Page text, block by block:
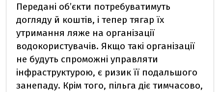
Передані об’єкти потребуватимуть
догляду й коштів, і тепер тягар їх
утримання ляже на організації
водокористувачів. Якщо такі організації
не будуть спроможні управляти
інфраструктурою, є ризик її подальшого
занепаду. Крім того, пільга діє тимчасово,